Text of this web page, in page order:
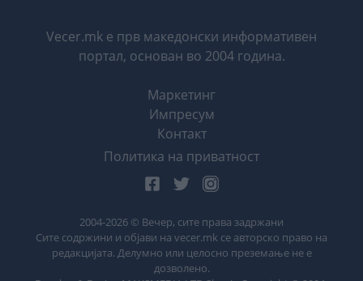
Vecer.mk е прв македонски информативен
портал, основан во 2004 година.
Маркетинг
Импресум
Контакт
Политика на приватност
2004-2026 © Вечер, сите права задржани
Сите содржини и објави на vecer.mk се авторско право на
редакцијата. Делумно или целосно преземање не е
дозволено.